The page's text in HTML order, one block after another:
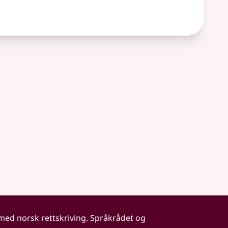
norsk rettskriving. Språkrådet og